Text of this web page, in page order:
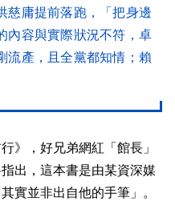
慈庸提前落跑，「把身邊
內容與實際狀況不符，卓
流產，且全黨都知情；賴
》，好兄弟網紅「館長」
出，這本書是由某資深媒
實並非出自他的手筆」。